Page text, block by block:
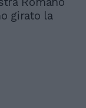
girato la